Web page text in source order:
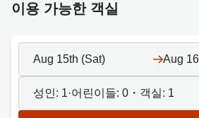
이용 가능한 객실
Aug 15th (Sat) Aug
성인: 1·어린이들: 0 ・객실: 1